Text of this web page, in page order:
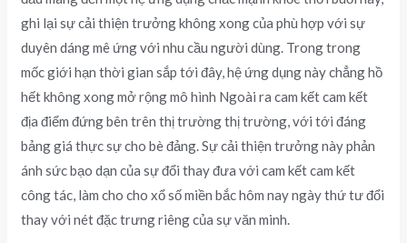
ghi lại sự cải thiện trưởng không xong của phù hợp với sự
duyên dáng mê ứng với nhu cầu người dùng. Trong trong
mốc giới hạn thời gian sắp tới đây, hệ ứng dụng này chẳng hồ
hết không xong mở rộng mô hình Ngoài ra cam kết cam kết
địa điểm đứng bên trên thị trường thị trường, với tới đáng
bảng giá thực sự cho bè đảng. Sự cải thiện trưởng này phản
ánh sức bạo dạn của sự đổi thay đưa với cam kết cam kết
công tác, làm cho cho xổ số miền bắc hôm nay ngày thứ tư đổi
thay với nét đặc trưng riêng của sự văn minh.